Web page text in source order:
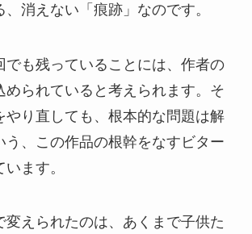
消えない「痕跡」なのです。
でも残っていることには、作者の
められていると考えられます。そ
やり直しても、根本的な問題は解
う、この作品の根幹をなすビター
ます。
変えられたのは、あくまで子供た